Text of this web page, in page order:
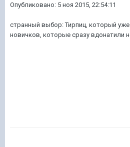
Опубликовано: 5 ноя 2015, 22:54:11
странный выбор: Тирпиц, который уже
новичков, которые сразу вдонатили